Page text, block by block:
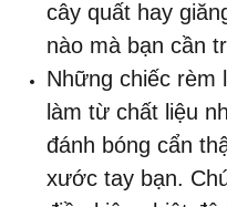
cây quất hay
nào mà bạn cần
Những chiếc
làm từ chất liệu
đánh bóng cẩn
xước tay bạn.